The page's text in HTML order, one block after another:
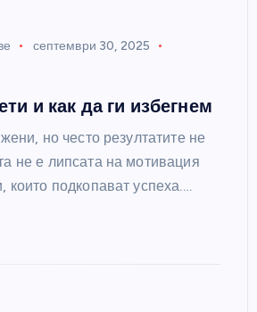
септември 30, 2025
и как да ги избегнем
но често резултатите не
не е липсата на мотивация
които подкопават успеха.…